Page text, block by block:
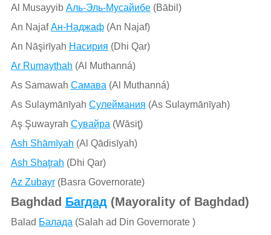
Al Musayyib Аль-Эль-Мусайибе(Bābil)
An NajafАн-Наджаф(An Najaf)
An Nāşirīyah Насирия (Dhi Qar)
Ar Rumaythah (Al Muthanná)
As Samawah Самава (Al Muthanná)
As Sulaymānīyah Сулеймания (As Sulaymānīyah)
Aş Şuwayrah Сувайра (Wāsiţ)
Ash Shāmīyah (Al Qādisīyah)
Ash Shaţrah (Dhi Qar)
Az Zubayr(Basra Governorate)
Baghdad Багдад(Mayorality of Baghdad)
Balad Балада (Salah ad Din Governorate )